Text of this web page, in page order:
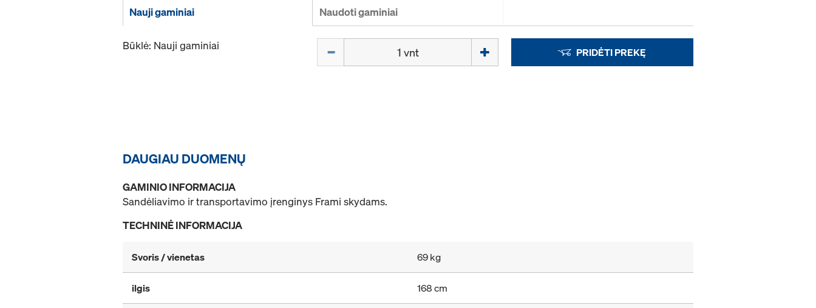
Nauji gaminiai Naudoti gaminiai
Būklė: Nauji gaminiai PRIDĖTI PREKĘ
DAUGIAU DUOMENŲ
GAMINIO INFORMACIJA
Sandėliavimo ir transportavimo įrenginys Frami skydams.
TECHNINĖ INFORMACIJA
Svoris / vienetas 69 kg
ilgis 168 cm